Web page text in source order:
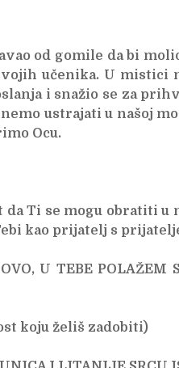
od gomile da bi
učenika. U mistici
i snažio se za
ustrajati u našoj
Ocu.
da Ti se mogu obratiti
kao prijatelj s
U TEBE
koju želiš zadobiti)